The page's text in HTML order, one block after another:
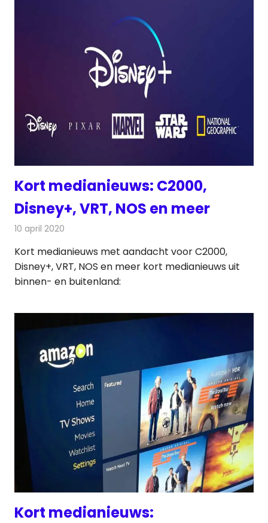
Kort medianieuws: C2000,
Disney+, VRT, NOS en meer
10 april 2020
Kort medianieuws met aandacht voor C2000,
Disney+, VRT, NOS en meer kort medianieuws uit
binnen- en buitenland:
Kort medianieuws: